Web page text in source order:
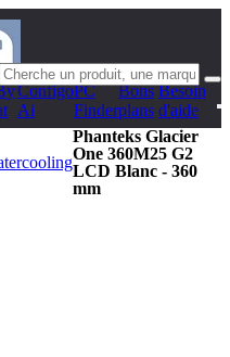
Configo
Ai
PC
Finder
Bons
plans
Besoin
d'aide
Phanteks Glacier
One 360M25 G2
LCD Blanc - 360
mm